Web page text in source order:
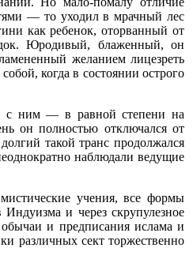
— то уходил в мрачный лес
как ребенок, оторванный от
Юродивый, блаженный, он
желанием лицезреть
когда в состоянии острого
с ним — в равной степени на
он полностью отключался от
такой транс продолжался
наблюдали ведущие
учения, все формы
и через скрупулезное
и предписания ислама и
различных сект торжественно